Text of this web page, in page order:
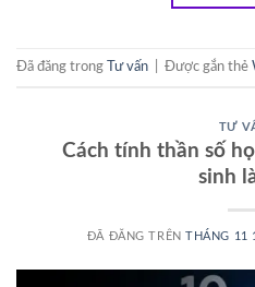
Đã đăng trong Tư vấn Được gắn thẻ
TƯ
Cách tính thần số
sinh
ĐÃ ĐĂNG TRÊNTHÁNG 11